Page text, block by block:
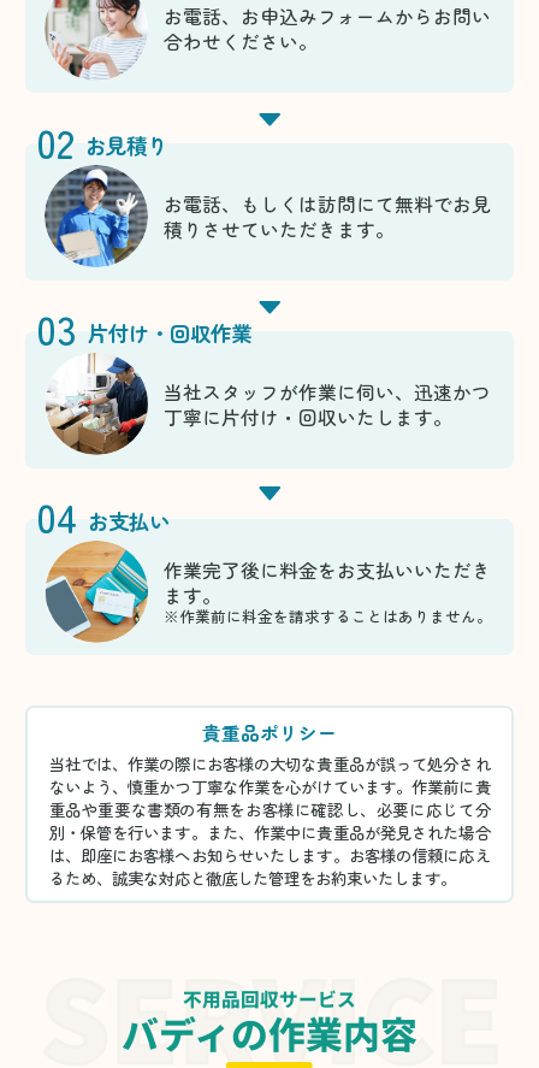
お電話、お申込みフォームからお問い
合わせください。
02 お見積り
お電話、もしくは訪問にて無料でお見
積りさせていただきます。
03 片付け・回収作業
当社スタッフが作業に伺い、迅速かつ
丁寧に片付け・回収いたします。
04 お支払い
作業完了後に料金をお支払いいただき
ます。
※作業前に料金を請求することはありません。
貴重品ポリシー
当社では、作業の際にお客様の大切な貴重品が誤って処分され
ないよう、慎重かつ丁寧な作業を心がけています。作業前に貴
重品や重要な書類の有無をお客様に確認し、必要に応じて分
別・保管を行います。また、作業中に貴重品が発見された場合
は、即座にお客様へお知らせいたします。お客様の信頼に応え
るため、誠実な対応と徹底した管理をお約束いたします。
不用品回収サービス
バディの作業内容